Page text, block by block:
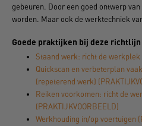
gebeuren. Door een goed ontwerp
worden. Maar ook de werktechniek
Goede praktijken bij deze richtlijn
Staand werk: richt de werkplek
Quickscan en verbeterplan
(repeterend werk)
Reiken voorkomen: richt de
(PRAKTIJKVOORBEELD)
Werkhouding in/op voertuigen